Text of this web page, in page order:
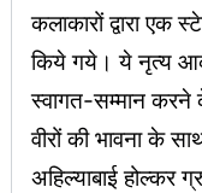
कलाकारों द्वारा एक
किये गये। ये नृत्य
स्वागत-सम्मान करने
वीरों की भावना के
अहिल्याबाई होल्कर